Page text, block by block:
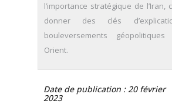
l’importance stratégique de l’Iran,
donner des clés
bouleversements
Orient.
Date de publication : 20 février
2023